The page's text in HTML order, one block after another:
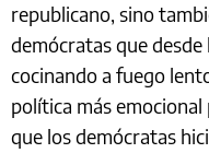
republicano, sino
demócratas que desde
cocinando a fuego
política más
que los demócratas